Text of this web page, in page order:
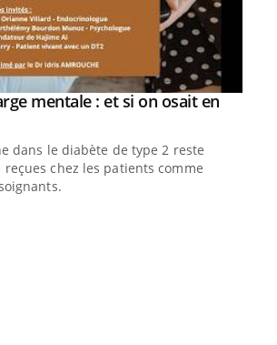
mentale : et si on osait en
dans le diabète de type 2 reste
chez les patients comme